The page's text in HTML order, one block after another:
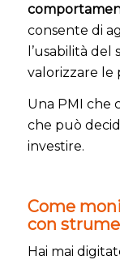
consente di
l’usabilità
valorizzare le
Una PMI che
che può
investire.
Come
con
Hai mai